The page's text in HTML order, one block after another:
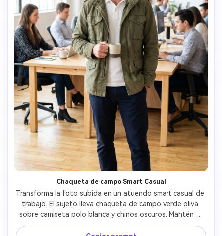
Chaqueta de campo Smart Casual
Transforma la foto subida en un atuendo smart casual de
trabajo. El sujeto lleva chaqueta de campo verde oliva
sobre camiseta polo blanca y chinos oscuros. Mantén el
rostro del usuario exactamente. Fondo: Oficina startup